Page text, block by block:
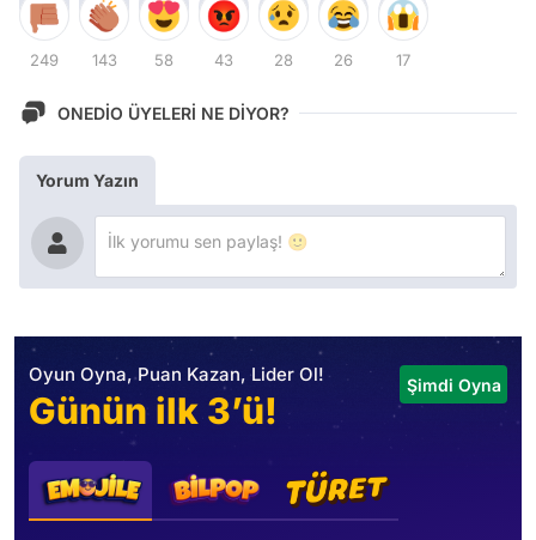
249 143 58 43 28 26 17
ONEDİO ÜYELERİ NE DİYOR?
Yorum Yazın
Oyun Oyna, Puan Kazan, Lider Ol!
Günün ilk 3’ü!
Şimdi Oyna